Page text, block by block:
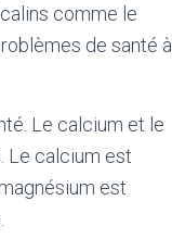
comme le
de santé à
Le calcium et le
Le calcium est
est